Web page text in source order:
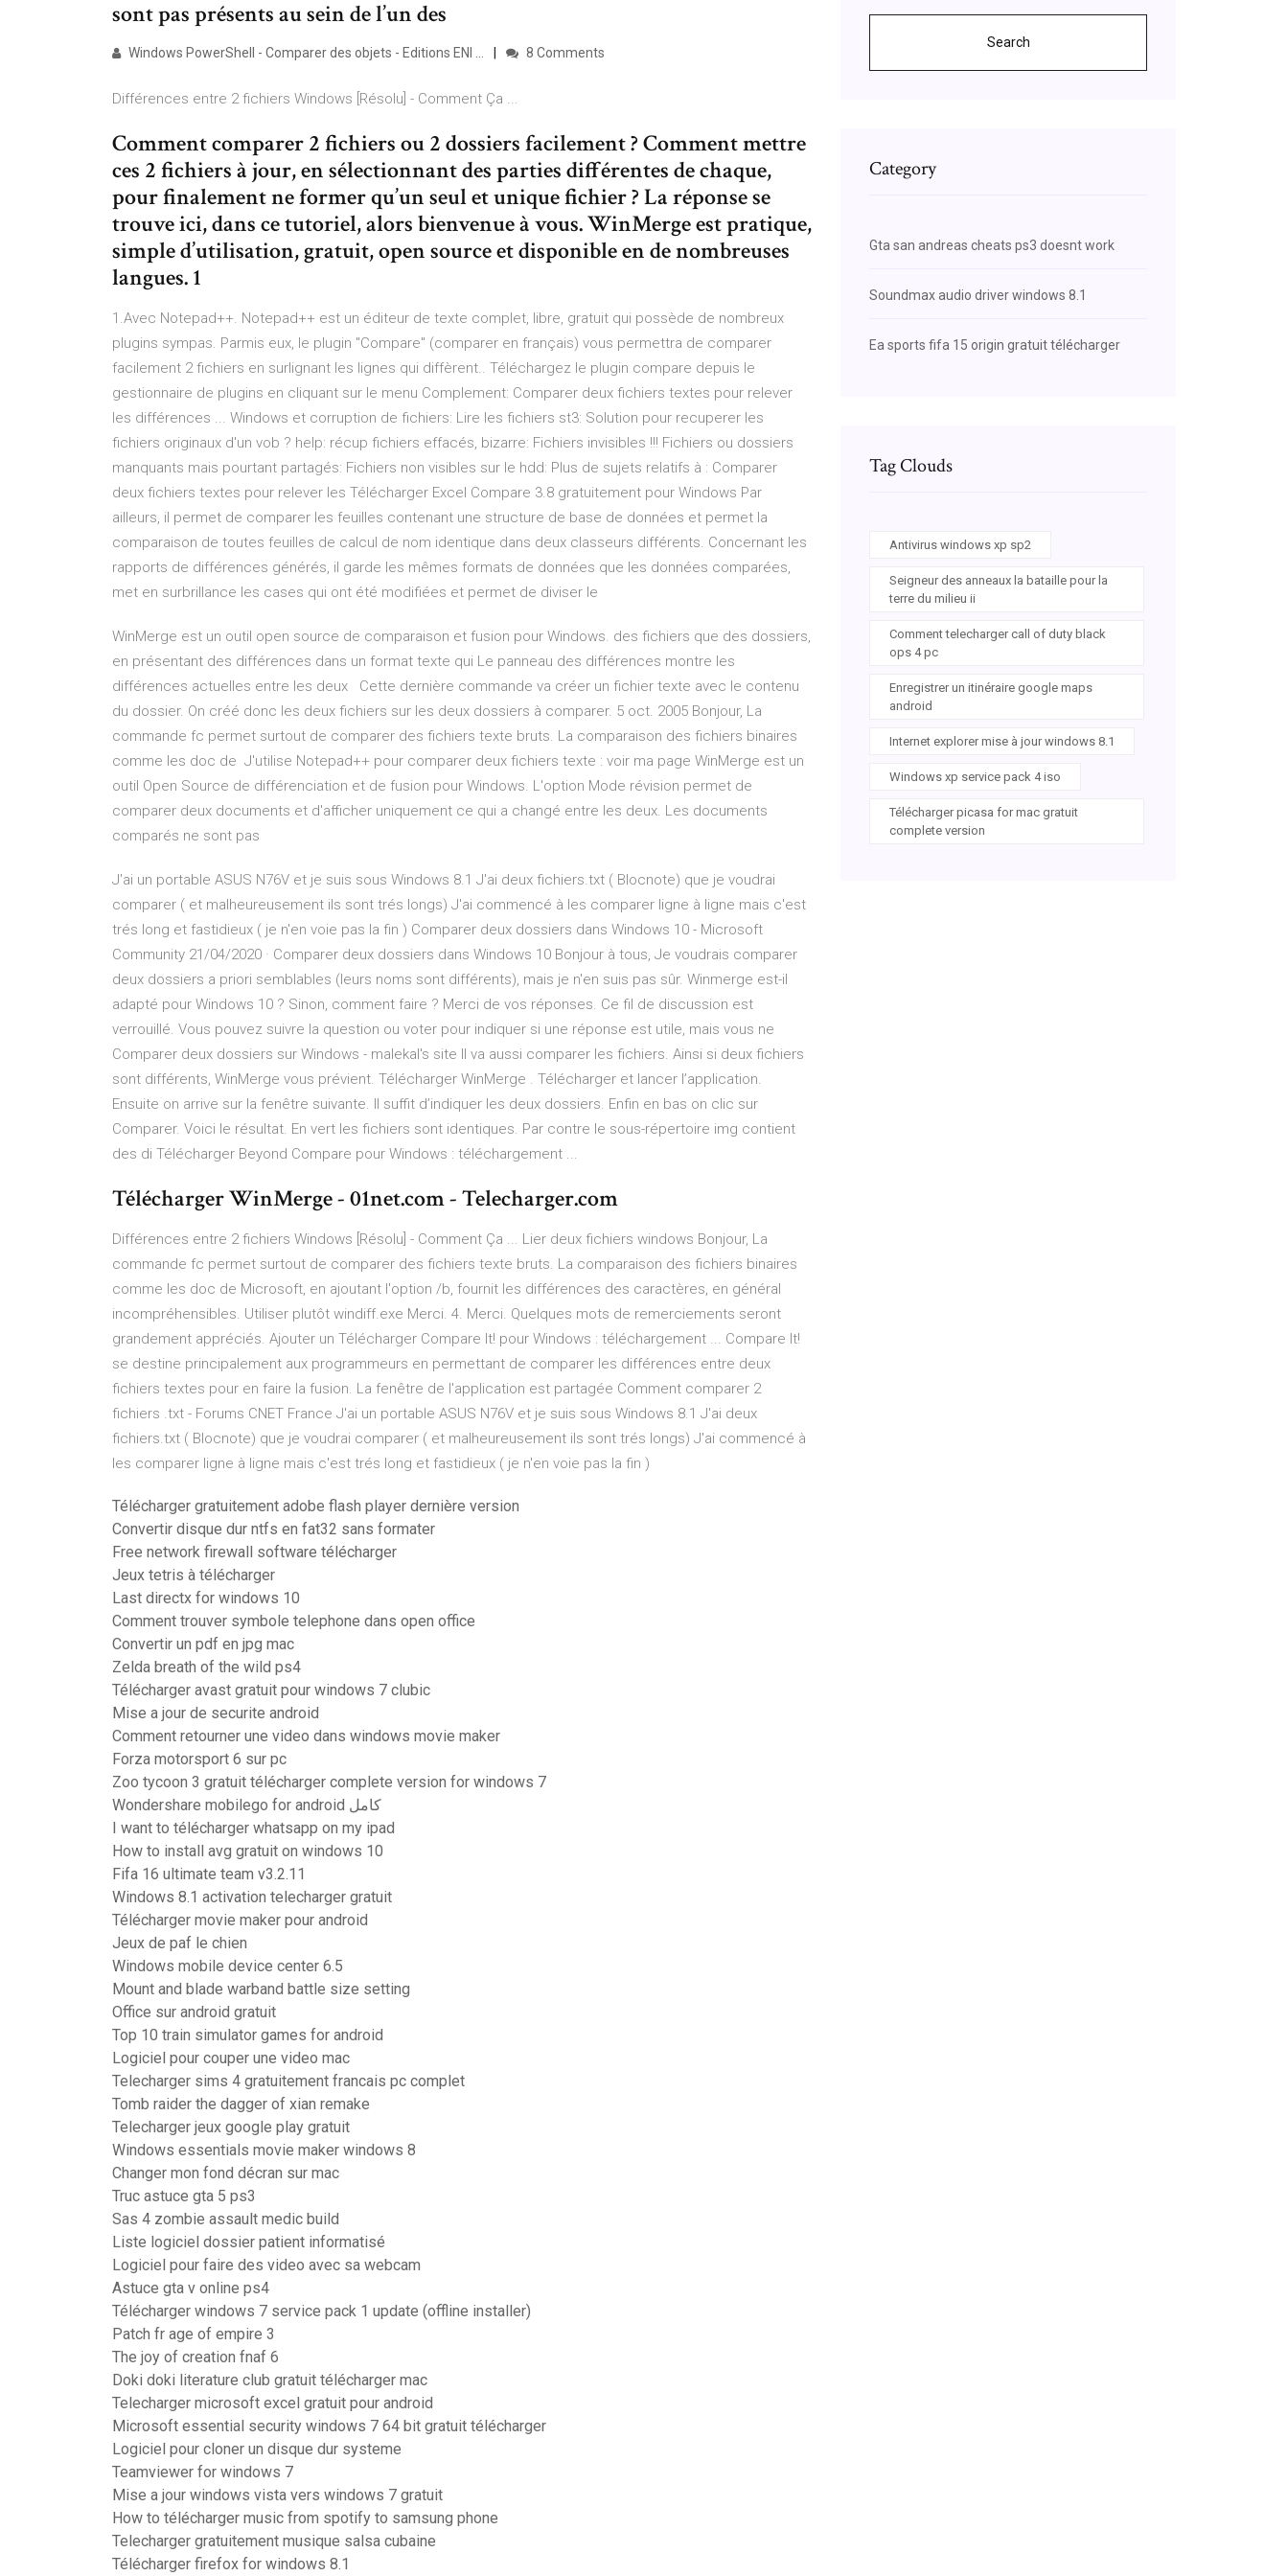
sont pas présents au sein de l’un des
Windows PowerShell - Comparer des objets - Editions ENI ... 8 Comments
Différences entre 2 fichiers Windows [Résolu] - Comment Ça ...
Comment comparer 2 fichiers ou 2 dossiers facilement ? Comment mettre
ces 2 fichiers à jour, en sélectionnant des parties différentes de chaque,
pour finalement ne former qu’un seul et unique fichier ? La réponse se
trouve ici, dans ce tutoriel, alors bienvenue à vous. WinMerge est pratique,
simple d’utilisation, gratuit, open source et disponible en de nombreuses
langues. 1
1.Avec Notepad++. Notepad++ est un éditeur de texte complet, libre, gratuit qui possède de nombreux
plugins sympas. Parmis eux, le plugin "Compare" (comparer en français) vous permettra de comparer
facilement 2 fichiers en surlignant les lignes qui diffèrent.. Téléchargez le plugin compare depuis le
gestionnaire de plugins en cliquant sur le menu Complement: Comparer deux fichiers textes pour relever
les différences ... Windows et corruption de fichiers: Lire les fichiers st3: Solution pour recuperer les
fichiers originaux d'un vob ? help: récup fichiers effacés, bizarre: Fichiers invisibles !!! Fichiers ou dossiers
manquants mais pourtant partagés: Fichiers non visibles sur le hdd: Plus de sujets relatifs à : Comparer
deux fichiers textes pour relever les Télécharger Excel Compare 3.8 gratuitement pour Windows Par
ailleurs, il permet de comparer les feuilles contenant une structure de base de données et permet la
comparaison de toutes feuilles de calcul de nom identique dans deux classeurs différents. Concernant les
rapports de différences générés, il garde les mêmes formats de données que les données comparées,
met en surbrillance les cases qui ont été modifiées et permet de diviser le
WinMerge est un outil open source de comparaison et fusion pour Windows. des fichiers que des dossiers,
en présentant des différences dans un format texte qui Le panneau des différences montre les
différences actuelles entre les deux Cette dernière commande va créer un fichier texte avec le contenu
du dossier. On créé donc les deux fichiers sur les deux dossiers à comparer. 5 oct. 2005 Bonjour, La
commande fc permet surtout de comparer des fichiers texte bruts. La comparaison des fichiers binaires
comme les doc de J'utilise Notepad++ pour comparer deux fichiers texte : voir ma page WinMerge est un
outil Open Source de différenciation et de fusion pour Windows. L'option Mode révision permet de
comparer deux documents et d'afficher uniquement ce qui a changé entre les deux. Les documents
comparés ne sont pas
J'ai un portable ASUS N76V et je suis sous Windows 8.1 J'ai deux fichiers.txt ( Blocnote) que je voudrai
comparer ( et malheureusement ils sont trés longs) J'ai commencé à les comparer ligne à ligne mais c'est
trés long et fastidieux ( je n'en voie pas la fin ) Comparer deux dossiers dans Windows 10 - Microsoft
Community 21/04/2020 · Comparer deux dossiers dans Windows 10 Bonjour à tous, Je voudrais comparer
deux dossiers a priori semblables (leurs noms sont différents), mais je n'en suis pas sûr. Winmerge est-il
adapté pour Windows 10 ? Sinon, comment faire ? Merci de vos réponses. Ce fil de discussion est
verrouillé. Vous pouvez suivre la question ou voter pour indiquer si une réponse est utile, mais vous ne
Comparer deux dossiers sur Windows - malekal's site Il va aussi comparer les fichiers. Ainsi si deux fichiers
sont différents, WinMerge vous prévient. Télécharger WinMerge . Télécharger et lancer l’application.
Ensuite on arrive sur la fenêtre suivante. Il suffit d’indiquer les deux dossiers. Enfin en bas on clic sur
Comparer. Voici le résultat. En vert les fichiers sont identiques. Par contre le sous-répertoire img contient
des di Télécharger Beyond Compare pour Windows : téléchargement ...
Télécharger WinMerge - 01net.com - Telecharger.com
Différences entre 2 fichiers Windows [Résolu] - Comment Ça ... Lier deux fichiers windows Bonjour, La
commande fc permet surtout de comparer des fichiers texte bruts. La comparaison des fichiers binaires
comme les doc de Microsoft, en ajoutant l'option /b, fournit les différences des caractères, en général
incompréhensibles. Utiliser plutôt windiff.exe Merci. 4. Merci. Quelques mots de remerciements seront
grandement appréciés. Ajouter un Télécharger Compare It! pour Windows : téléchargement ... Compare It!
se destine principalement aux programmeurs en permettant de comparer les différences entre deux
fichiers textes pour en faire la fusion. La fenêtre de l'application est partagée Comment comparer 2
fichiers .txt - Forums CNET France J'ai un portable ASUS N76V et je suis sous Windows 8.1 J'ai deux
fichiers.txt ( Blocnote) que je voudrai comparer ( et malheureusement ils sont trés longs) J'ai commencé à
les comparer ligne à ligne mais c'est trés long et fastidieux ( je n'en voie pas la fin )
Télécharger gratuitement adobe flash player dernière version
Convertir disque dur ntfs en fat32 sans formater
Free network firewall software télécharger
Jeux tetris à télécharger
Last directx for windows 10
Comment trouver symbole telephone dans open office
Convertir un pdf en jpg mac
Zelda breath of the wild ps4
Télécharger avast gratuit pour windows 7 clubic
Mise a jour de securite android
Comment retourner une video dans windows movie maker
Forza motorsport 6 sur pc
Zoo tycoon 3 gratuit télécharger complete version for windows 7
Wondershare mobilego for android كامل
I want to télécharger whatsapp on my ipad
How to install avg gratuit on windows 10
Fifa 16 ultimate team v3.2.11
Windows 8.1 activation telecharger gratuit
Télécharger movie maker pour android
Jeux de paf le chien
Windows mobile device center 6.5
Mount and blade warband battle size setting
Office sur android gratuit
Top 10 train simulator games for android
Logiciel pour couper une video mac
Telecharger sims 4 gratuitement francais pc complet
Tomb raider the dagger of xian remake
Telecharger jeux google play gratuit
Windows essentials movie maker windows 8
Changer mon fond décran sur mac
Truc astuce gta 5 ps3
Sas 4 zombie assault medic build
Liste logiciel dossier patient informatisé
Logiciel pour faire des video avec sa webcam
Astuce gta v online ps4
Télécharger windows 7 service pack 1 update (offline installer)
Patch fr age of empire 3
The joy of creation fnaf 6
Doki doki literature club gratuit télécharger mac
Telecharger microsoft excel gratuit pour android
Microsoft essential security windows 7 64 bit gratuit télécharger
Logiciel pour cloner un disque dur systeme
Teamviewer for windows 7
Mise a jour windows vista vers windows 7 gratuit
How to télécharger music from spotify to samsung phone
Telecharger gratuitement musique salsa cubaine
Télécharger firefox for windows 8.1
Search
Category
Gta san andreas cheats ps3 doesnt work
Soundmax audio driver windows 8.1
Ea sports fifa 15 origin gratuit télécharger
Tag Clouds
Antivirus windows xp sp2
Seigneur des anneaux la bataille pour la
terre du milieu ii
Comment telecharger call of duty black
ops 4 pc
Enregistrer un itinéraire google maps
android
Internet explorer mise à jour windows 8.1
Windows xp service pack 4 iso
Télécharger picasa for mac gratuit
complete version